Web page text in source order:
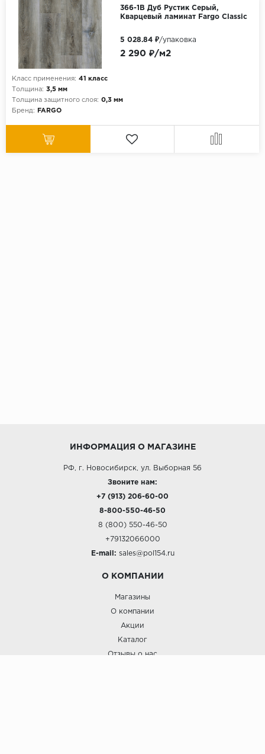
366-1B Дуб Рустик Серый,
Кварцевый ламинат Fargo Classic
Класс применения: 41 класс
Толщина: 3,5 мм
Толщина защитного слоя: 0,3 мм
Бренд:
FARGO
2 290 ₽/м2
5 028.84 ₽/упаковка
ИНФОРМАЦИЯ О МАГАЗИНЕ
РФ, г. Новосибирск, ул. Выборная 56
Звоните нам:
+7 (913) 206-60-00
8-800-550-46-50
8 (800) 550-46-50
+79132066000
E-mail: sales@pol154.ru
О КОМПАНИИ
Магазины
О компании
Акции
Каталог
Отзывы о нас